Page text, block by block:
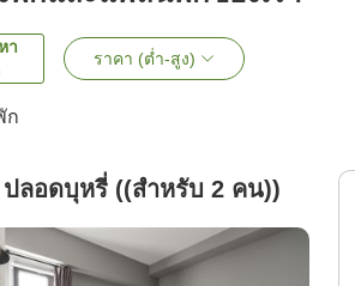
า
ราคา (ต่ำ-สูง)
ก
ปลอดบุหรี่ ((สำหรับ 2 คน))